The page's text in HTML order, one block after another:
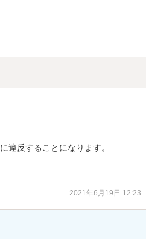
違反することになります。
2021年6月19日 12:23